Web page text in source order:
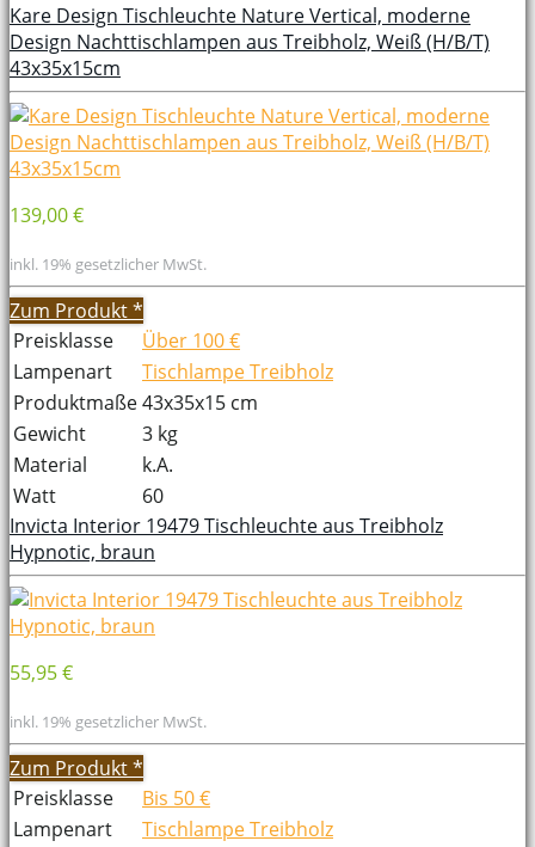
Kare Design Tischleuchte Nature Vertical, moderne
Design Nachttischlampen aus Treibholz, Weiß (H/B/T)
43x35x15cm
139,00 €
inkl. 19% gesetzlicher MwSt.
Zum Produkt*
Preisklasse
Über 100 €
Lampenart
Tischlampe Treibholz
Produktmaße43x35x15 cm
Gewicht
3 kg
Material
k.A.
Watt
60
Invicta Interior 19479 Tischleuchte aus Treibholz
Hypnotic, braun
55,95 €
inkl. 19% gesetzlicher MwSt.
Zum Produkt*
Preisklasse
Bis 50 €
Lampenart
Tischlampe Treibholz